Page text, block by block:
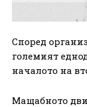
Според
големият
началото на
Мащабното